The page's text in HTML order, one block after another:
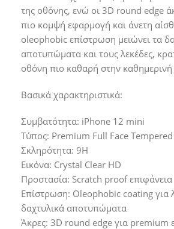
της οθόνης, ενώ οι 3D round edge
πιο κομψή εφαρμογή και άνετη
oleophobic επίστρωση μειώνει τα
αποτυπώματα και τους λεκέδες,
οθόνη πιο καθαρή στην
Βασικά χαρακτηριστικά:
Συμβατότητα: iPhone 12 mini
Τύπος: Premium Full Face
Σκληρότητα: 9H
Εικόνα: Crystal Clear HD
Προστασία: Scratch proof επιφάνεια
Επίστρωση: Oleophobic coating για
δαχτυλικά αποτυπώματα
Άκρες: 3D round edge για premium